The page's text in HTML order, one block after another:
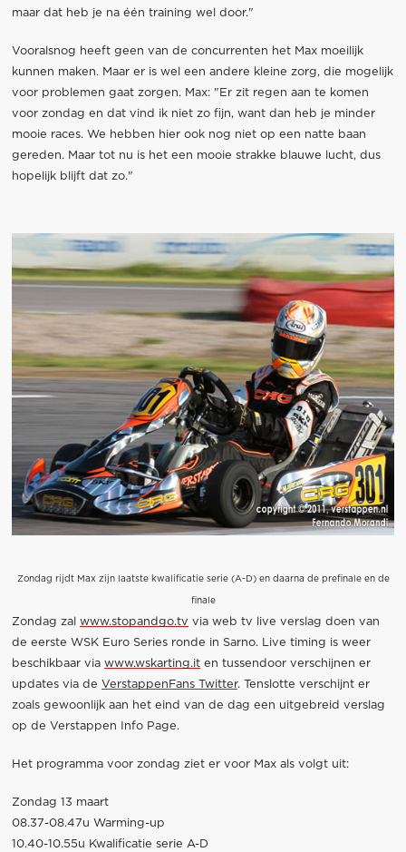
maar dat heb je na één training wel door."
Vooralsnog heeft geen van de concurrenten het Max moeilijk
kunnen maken. Maar er is wel een andere kleine zorg, die mogelijk
voor problemen gaat zorgen. Max: "Er zit regen aan te komen
voor zondag en dat vind ik niet zo fijn, want dan heb je minder
mooie races. We hebben hier ook nog niet op een natte baan
gereden. Maar tot nu is het een mooie strakke blauwe lucht, dus
hopelijk blijft dat zo."
Zondag rijdt Max zijn laatste kwalificatie serie (A-D) en daarna de prefinale en de
finale
Zondag zal www.stopandgo.tv via web tv live verslag doen van
de eerste WSK Euro Series ronde in Sarno. Live timing is weer
beschikbaar via www.wskarting.iten tussendoor verschijnen er
updates via de VerstappenFans Twitter. Tenslotte verschijnt er
zoals gewoonlijk aan het eind van de dag een uitgebreid verslag
op de Verstappen Info Page.
Het programma voor zondag ziet er voor Max als volgt uit:
Zondag 13 maart
08.37-08.47u Warming-up
10.40-10.55u Kwalificatie serie A-D